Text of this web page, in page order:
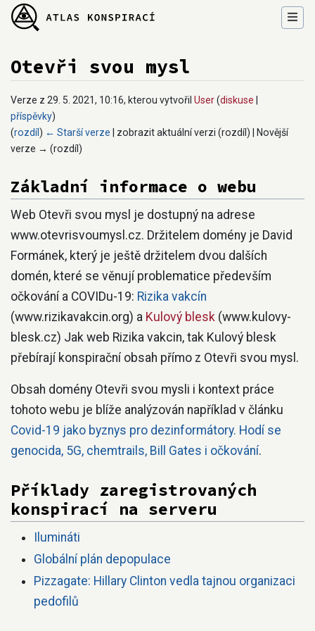
Otevři svou mysl
Verze z 29. 5. 2021, 10:16, kterou vytvořil User(diskuse
příspěvky)
(rozdíl) ← Starší verze | zobrazit aktuální verzi (rozdíl) | Novější
verze → (rozdíl)
Základní informace o webu
Web Otevři svou mysl je dostupný na adrese
www.otevrisvoumysl.cz. Držitelem domény je David
Formánek, který je ještě držitelem dvou dalších
domén, které se věnují problematice především
očkování a COVIDu-19: Rizika vakcín
(www.rizikavakcin.org) a Kulový blesk (www.kulovy-
blesk.cz) Jak web Rizika vakcin, tak Kulový blesk
přebírají konspirační obsah přímo z Otevři svou mysl.
Obsah domény Otevři svou mysli i kontext práce
tohoto webu je blíže analýzován například v článku
Covid-19 jako byznys pro dezinformátory. Hodí se
genocida, 5G, chemtrails, Bill Gates i očkování.
Příklady zaregistrovaných
konspirací na serveru
Ilumináti
Globální plán depopulace
Pizzagate: Hillary Clinton vedla tajnou organizaci
pedofilů